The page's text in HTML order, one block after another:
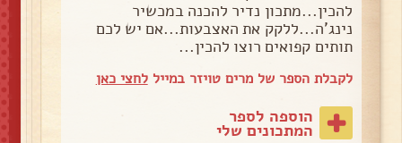
להכין...מתכון נדיר להכנה במכשיר
נינג'ה...ללקק את האצבעות...אם יש לכם
תותים קפואים רוצו להכין...
לקבלת הספר של מרים טויזר במייללחצי כאן
הוספה לספר
המתכונים שלי